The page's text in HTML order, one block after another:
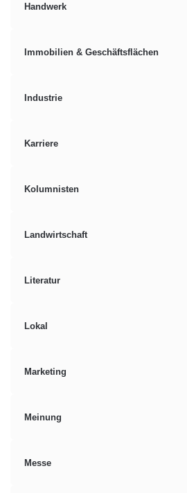
Handwerk
Immobilien & Geschäftsflächen
Industrie
Karriere
Kolumnisten
Landwirtschaft
Literatur
Lokal
Marketing
Meinung
Messe